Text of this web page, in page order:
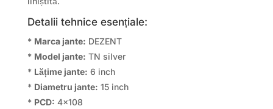
Detalii tehnice esențiale:
* Marca jante: DEZENT
* Model jante: TN silver
* Lățime jante: 6 inch
* Diametru jante: 15 inch
* PCD: 4×108